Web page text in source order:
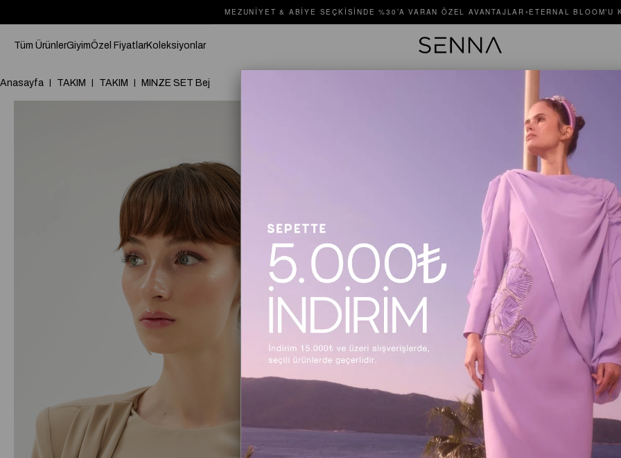
MEZUNIYET & ABIYE SEÇKISINDE %30’A VARAN ÖZEL AVANTAJLAR ✦ ETERNAL BLOOM’U
Tüm ÜrünlerGiyimÖzel FiyatlarKoleksiyonlar
Anasayfa TAKIM TAKIM MINZE SET Bej
MINZE
Stok Kodu
$365.00
Beden
36
Beden